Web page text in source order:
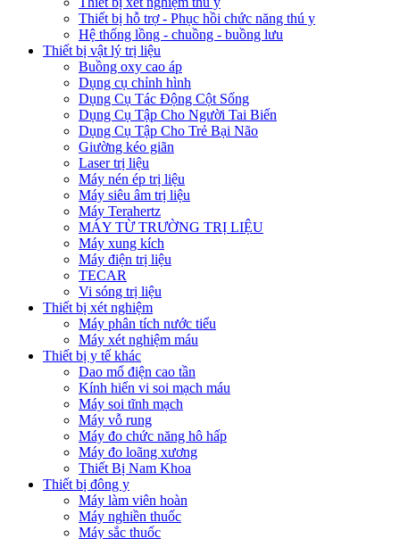
Thiết bị hỗ trợ - Phục hồi chức năng thú y
Hệ thống lồng - chuồng - buồng lưu
Thiết bị vật lý trị liệu
Buồng oxy cao áp
Dụng cụ chỉnh hình
Dụng Cụ Tác Động Cột Sống
Dụng Cụ Tập Cho Người Tai Biến
Dụng Cụ Tập Cho Trẻ Bại Não
Giường kéo giãn
Laser trị liệu
Máy nén ép trị liệu
Máy siêu âm trị liệu
Máy Terahertz
MÁY TỪ TRƯỜNG TRỊ LIỆU
Máy xung kích
Máy điện trị liệu
TECAR
Vi sóng trị liệu
Thiết bị xét nghiệm
Máy phân tích nước tiểu
Máy xét nghiệm máu
Thiết bị y tế khác
Dao mổ điện cao tần
Kính hiển vi soi mạch máu
Máy soi tĩnh mạch
Máy vỗ rung
Máy đo chức năng hô hấp
Máy đo loãng xương
Thiết Bị Nam Khoa
Thiết bị đông y
Máy làm viên hoàn
Máy nghiền thuốc
Máy sắc thuốc